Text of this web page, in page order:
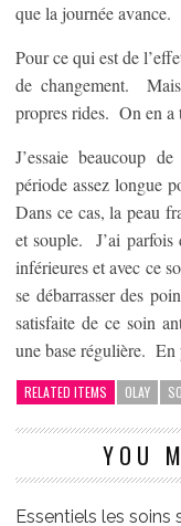
que la journée avance.
Pour ce qui est de
de changement.
propres rides. On en a
J’essaie beaucoup
période assez longue
Dans ce cas, la peau
et souple. J’ai parfois
inférieures et avec ce
se débarrasser des
satisfaite de ce soin
une base régulière.
RELATED ITEMS OLAY
YOU
Essentiels les soins